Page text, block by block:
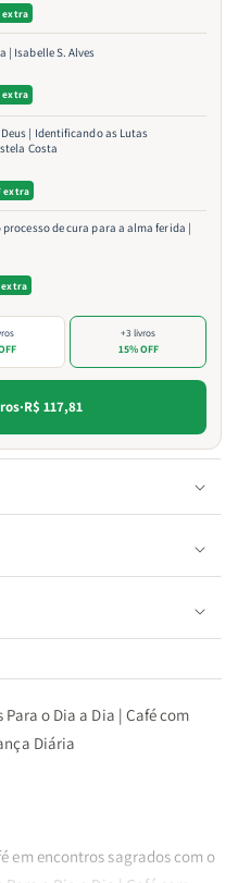
extra
| Isabelle S. Alves
extra
| Identificando as Lutas
Costa
extra
processo de cura para a alma ferida |
extra
+3 livros
15% OFF
·R$ 117,81
o Dia a Dia | Café com
Diária
em encontros sagrados com o